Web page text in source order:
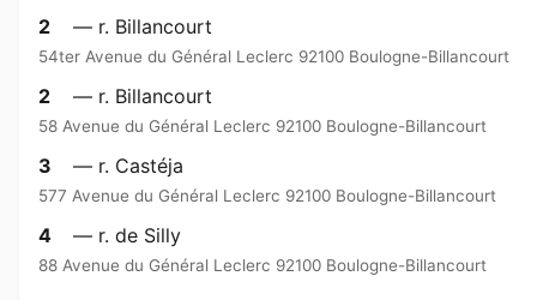
2 — r. Billancourt
54ter Avenue du Général Leclerc 92100 Boulogne-Billancourt
2 — r. Billancourt
58 Avenue du Général Leclerc 92100 Boulogne-Billancourt
3 — r. Castéja
577 Avenue du Général Leclerc 92100 Boulogne-Billancourt
4 — r. de Silly
88 Avenue du Général Leclerc 92100 Boulogne-Billancourt